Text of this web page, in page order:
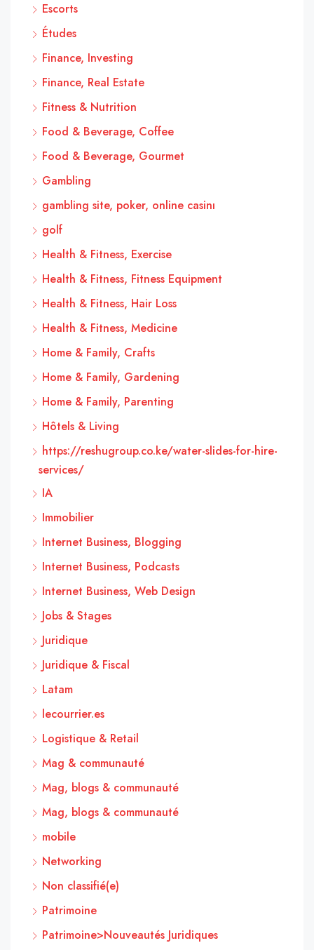
Escorts
Études
Finance, Investing
Finance, Real Estate
Fitness & Nutrition
Food & Beverage, Coffee
Food & Beverage, Gourmet
Gambling
gambling site, poker, online casinı
golf
Health & Fitness, Exercise
Health & Fitness, Fitness Equipment
Health & Fitness, Hair Loss
Health & Fitness, Medicine
Home & Family, Crafts
Home & Family, Gardening
Home & Family, Parenting
Hôtels & Living
https://reshugroup.co.ke/water-slides-for-hire-
services/
IA
Immobilier
Internet Business, Blogging
Internet Business, Podcasts
Internet Business, Web Design
Jobs & Stages
Juridique
Juridique & Fiscal
Latam
lecourrier.es
Logistique & Retail
Mag & communauté
Mag, blogs & communauté
Mag, blogs & communauté
mobile
Networking
Non classifié(e)
Patrimoine
Patrimoine>Nouveautés Juridiques